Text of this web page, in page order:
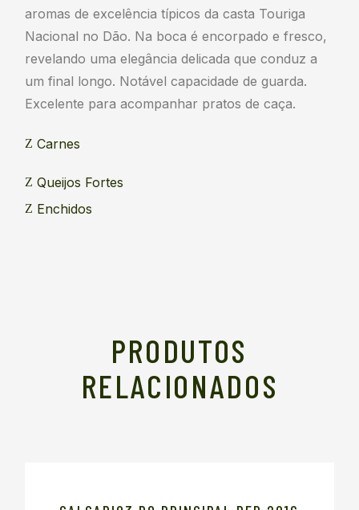
aromas de excelência típicos da casta Touriga
Nacional no Dão. Na boca é encorpado e fresco,
revelando uma elegância delicada que conduz a
um final longo. Notável capacidade de guarda.
Excelente para acompanhar pratos de caça.
Carnes
Queijos Fortes
Enchidos
PRODUTOS
RELACIONADOS